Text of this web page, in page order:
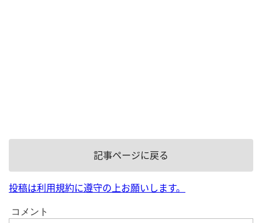
記事ページに戻る
投稿は利用規約に遵守の上お願いします。